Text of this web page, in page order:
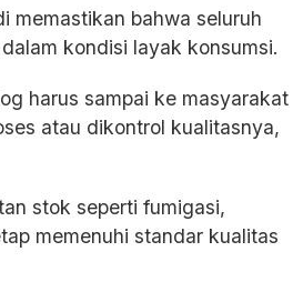
memastikan bahwa seluruh
kondisi layak konsumsi.
harus sampai ke masyarakat
atau dikontrol kualitasnya,
stok seperti fumigasi,
memenuhi standar kualitas